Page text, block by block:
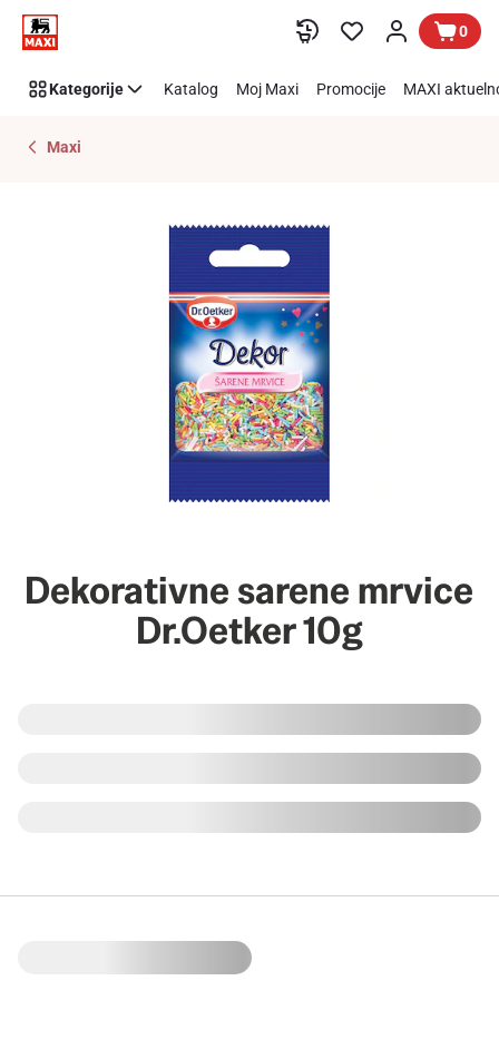
Preskoči link 0
Kategorije Katalog Moj Maxi Promocije MAXI
Maxi
Dekorativne sarene mrvice
Dr.Oetker 10g